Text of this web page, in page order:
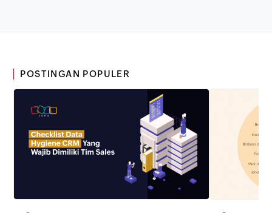
POSTINGAN POPULER